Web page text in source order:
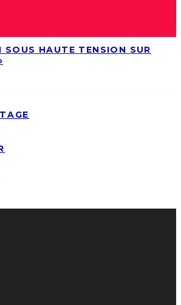
SOUS HAUTE TENSION SUR